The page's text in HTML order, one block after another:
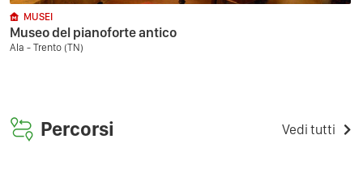
MUSEI
Museo del pianoforte antico
Ala - Trento (TN)
Percorsi Vedi tutti